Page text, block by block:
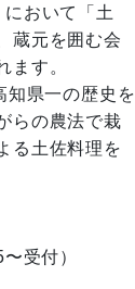
おいて「土
蔵元を囲む会
す。
県一の歴史を
らの農法で栽
る土佐料理を
受付）